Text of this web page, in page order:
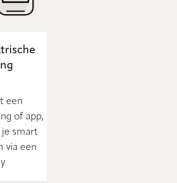
een
of app,
smart
via een